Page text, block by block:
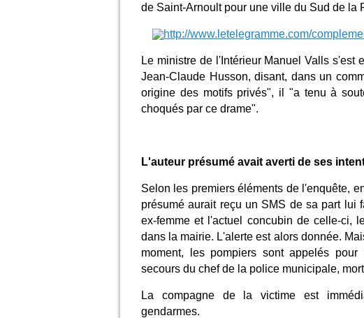
de Saint-Arnoult pour une ville du Sud de la
Le ministre de l'Intérieur Manuel Valls s'est
Jean-Claude Husson, disant, dans un
origine des motifs privés", il "a tenu à
choqués par ce drame".
L'auteur présumé avait averti de ses
Selon les premiers éléments de l'enquête,
présumé aurait reçu un SMS de sa part lui
ex-femme et l'actuel concubin de celle-ci,
dans la mairie. L'alerte est alors donnée.
moment, les pompiers sont appelés
secours du chef de la police municipale,
La compagne de la victime est
gendarmes.